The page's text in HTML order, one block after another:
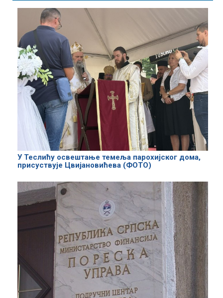
У Теслићу освештање темеља парохијског дома,
присуствује Цвијановићева (ФОТО)